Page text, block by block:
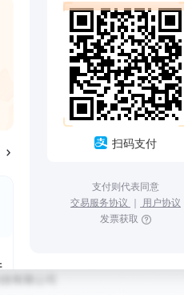
扫码支付
支付则代表同意
交易服务协议 ｜ 用户协议
发票获取